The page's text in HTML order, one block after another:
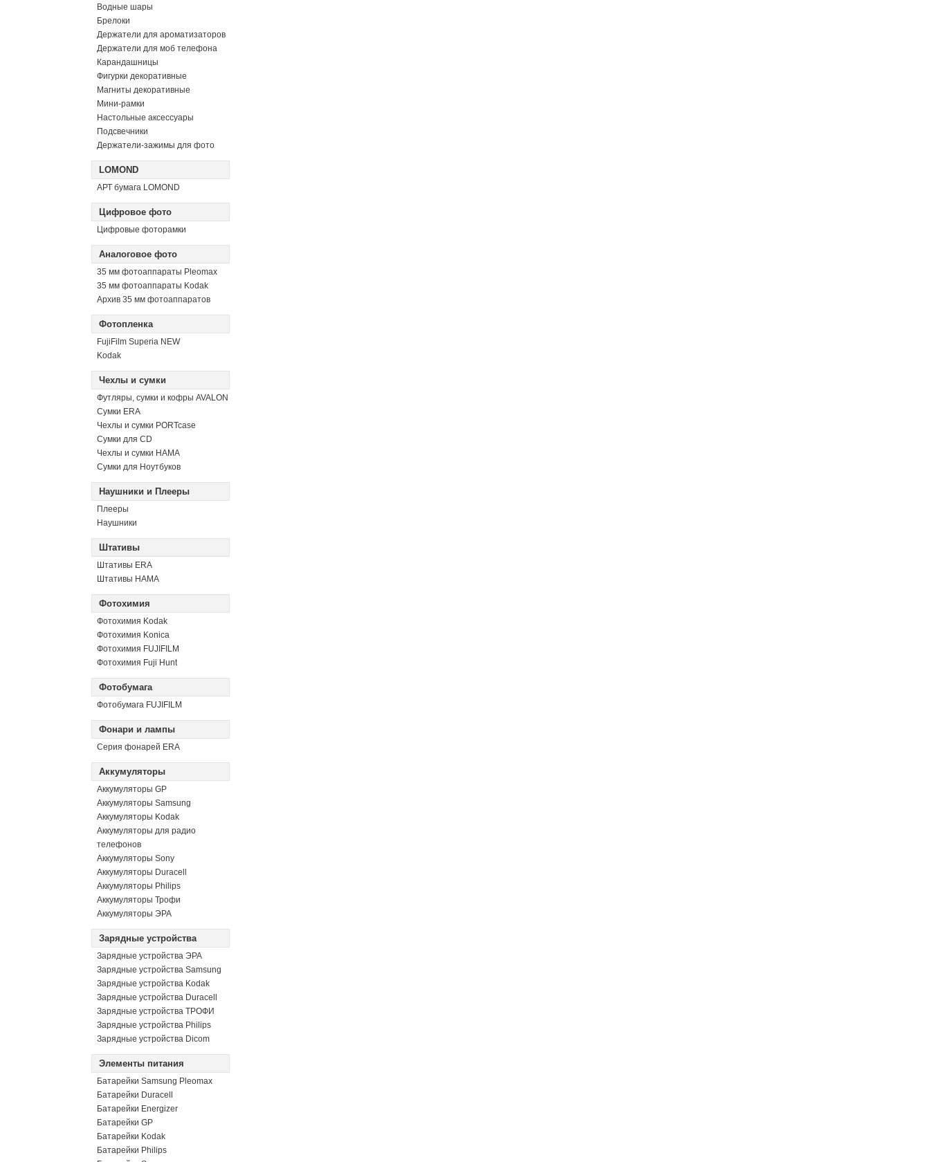
Водные шары
Брелоки
Держатели для ароматизаторов
Держатели для моб телефона
Карандашницы
Фигурки декоративные
Магниты декоративные
Мини-рамки
Настольные аксессуары
Подсвечники
Держатели-зажимы для фото
LOMOND
АРТ бумага LOMOND
Цифровое фото
Цифровые фоторамки
Аналоговое фото
35 мм фотоаппараты Pleomax
35 мм фотоаппараты Kodak
Архив 35 мм фотоаппаратов
Фотопленка
FujiFilm Superia NEW
Kodak
Чехлы и сумки
Футляры, сумки и кофры AVALON
Сумки ERA
Чехлы и сумки PORTcase
Сумки для CD
Чехлы и сумки HAMA
Сумки для Ноутбуков
Наушники и Плееры
Плееры
Наушники
Штативы
Штативы ERA
Штативы HAMA
Фотохимия
Фотохимия Kodak
Фотохимия Konica
Фотохимия FUJIFILM
Фотохимия Fuji Hunt
Фотобумага
Фотобумага FUJIFILM
Фонари и лампы
Серия фонарей ERA
Аккумуляторы
Аккумуляторы GP
Аккумуляторы Samsung
Аккумуляторы Kodak
Аккумуляторы для радио
телефонов
Аккумуляторы Sony
Аккумуляторы Duracell
Аккумуляторы Philips
Аккумуляторы Трофи
Аккумуляторы ЭРА
Зарядные устройства
Зарядные устройства ЭРА
Зарядные устройства Samsung
Зарядные устройства Kodak
Зарядные устройства Duracell
Зарядные устройства ТРОФИ
Зарядные устройства Philips
Зарядные устройства Dicom
Элементы питания
Батарейки Samsung Pleomax
Батарейки Duracell
Батарейки Energizer
Батарейки GP
Батарейки Kodak
Батарейки Philips